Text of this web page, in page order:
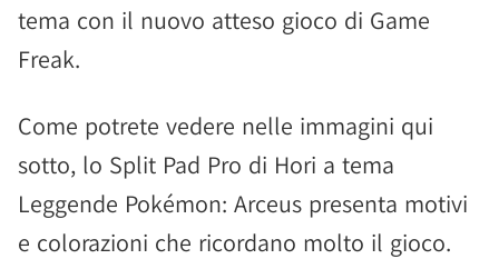
tema con il nuovo atteso gioco di Game
Freak.
Come potrete vedere nelle immagini qui
sotto, lo Split Pad Pro di Hori a tema
Leggende Pokémon: Arceus presenta motivi
e colorazioni che ricordano molto il gioco.